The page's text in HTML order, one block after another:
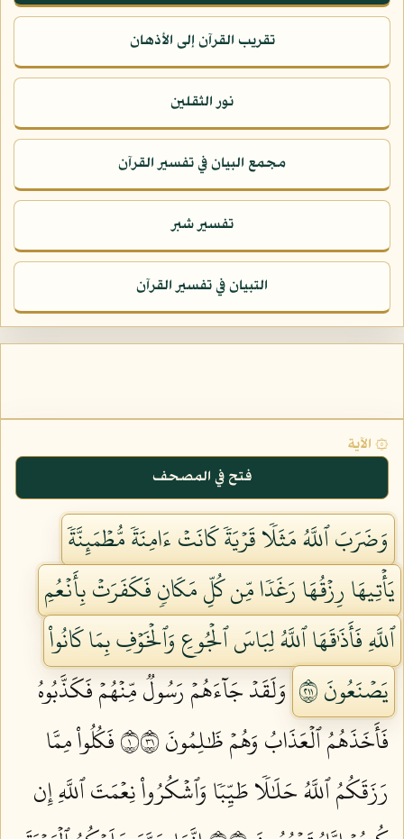
تقريب القرآن إلى الأذهان
نور الثقلين
مجمع البيان في تفسير القرآن
تفسير شبر
التبيان في تفسير القرآن
۞ الآية
فتح في المصحف
وَضَرَبَ ٱللَّهُ مَثَلٗا قَرۡيَةٗ كَانَتۡ ءَامِنَةٗ مُّطۡمَئِنَّةٗ
يَأۡتِيهَا رِزۡقُهَا رَغَدٗا مِّن كُلِّ مَكَانٖ فَكَفَرَتۡ بِأَنۡعُمِ
ٱللَّهِ فَأَذَٰقَهَا ٱللَّهُ لِبَاسَ ٱلۡجُوعِ وَٱلۡخَوۡفِ بِمَا كَانُواْ
يَصۡنَعُونَ ١١٢
وَلَقَدۡ جَآءَهُمۡ رَسُولٞ مِّنۡهُمۡ فَكَذَّبُوهُ
فَأَخَذَهُمُ ٱلۡعَذَابُ وَهُمۡ ظَٰلِمُونَ ١١٣
فَكُلُواْ مِمَّا
رَزَقَكُمُ ٱللَّهُ حَلَٰلٗا طَيِّبٗا وَٱشۡكُرُواْ نِعۡمَتَ ٱللَّهِ إِن